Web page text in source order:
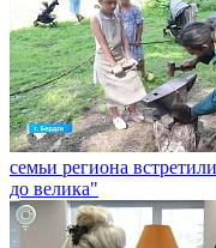
семьи региона
до велика"